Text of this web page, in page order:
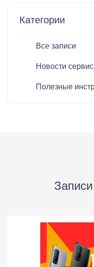
Категории
Все записи
Новости
Полезные
Записи